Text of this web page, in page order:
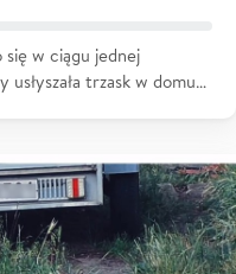
się w ciągu jednej
trzask w domu…